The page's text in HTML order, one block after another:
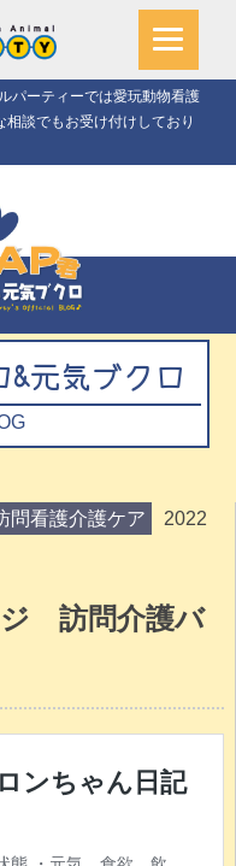
パーティーでは愛玩動物看護
談でもお受け付けしており
&元気ブクロ
問看護介護ケア
2022
訪問介護バ